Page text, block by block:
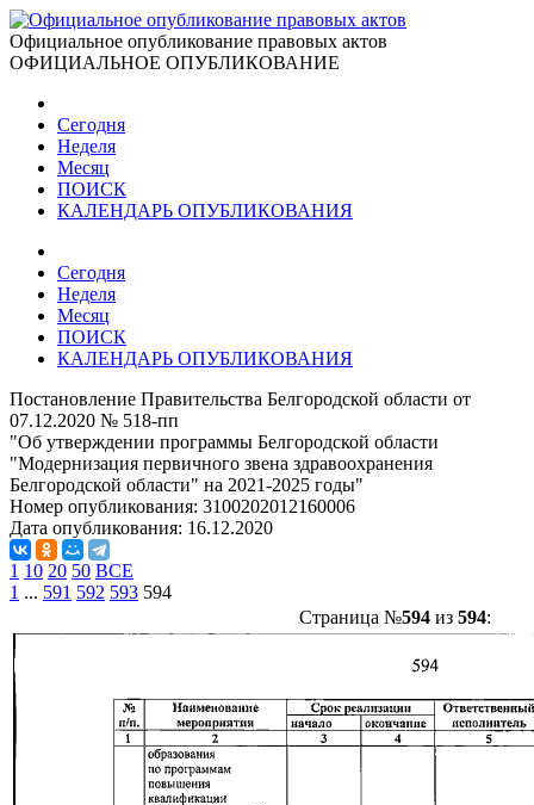
Официальное опубликование правовых актов
ОФИЦИАЛЬНОЕ ОПУБЛИКОВАНИЕ
Сегодня
Неделя
Месяц
ПОИСК
КАЛЕНДАРЬ ОПУБЛИКОВАНИЯ
Сегодня
Неделя
Месяц
ПОИСК
КАЛЕНДАРЬ ОПУБЛИКОВАНИЯ
Постановление Правительства Белгородской области от
07.12.2020 № 518-пп
"Об утверждении программы Белгородской области
"Модернизация первичного звена здравоохранения
Белгородской области" на 2021-2025 годы"
Номер опубликования: 3100202012160006
Дата опубликования: 16.12.2020
1 10 20 50 ВСЕ
1 ... 591 592 593 594
Страница №594из 594: